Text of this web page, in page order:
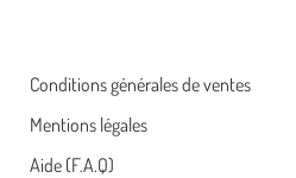
Conditions générales de ventes
Mentions légales
Aide (F.A.Q)